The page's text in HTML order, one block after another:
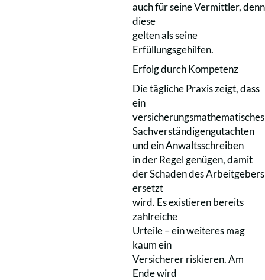
auch für seine Vermittler, denn
diese
gelten als seine
Erfüllungsgehilfen.
Erfolg durch Kompetenz
Die tägliche Praxis zeigt, dass
ein
versicherungsmathematisches
Sachverständigengutachten
und ein Anwaltsschreiben
in der Regel genügen, damit
der Schaden des Arbeitgebers
ersetzt
wird. Es existieren bereits
zahlreiche
Urteile – ein weiteres mag
kaum ein
Versicherer riskieren. Am
Ende wird